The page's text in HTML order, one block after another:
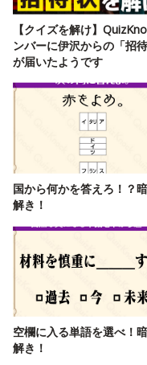
【クイズを解け】
ンバーに伊沢からの「招待
が届いたようです
国から何かを答えろ！？
解き！
空欄に入る単語を選べ！
解き！